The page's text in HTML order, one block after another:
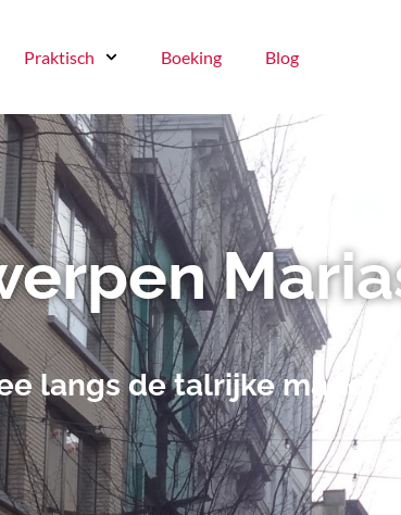
Praktisch Boeking Blog
langs de talrijke